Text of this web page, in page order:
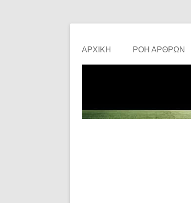
ΑΡΧΙΚΗ ΡΟΗ ΑΡΘΡΩΝ